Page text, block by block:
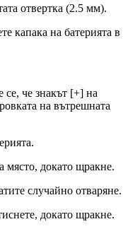
отвертка (2.5 мм).
капака на батерията в
се, че знакът [+] на
на вътрешната
място, докато щракне.
случайно отваряне.
докато щракне.